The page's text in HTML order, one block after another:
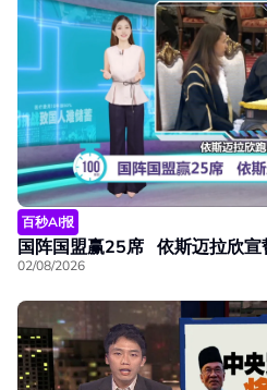
百秒AI报
国阵国盟赢25席 依斯迈拉欣宣
02/08/2026